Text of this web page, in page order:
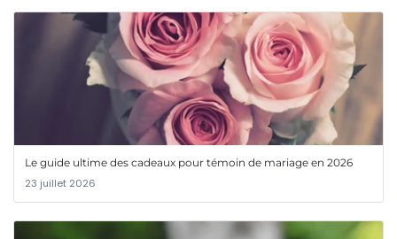
Le guide ultime des cadeaux pour témoin de mariage en 2026
23 juillet 2026